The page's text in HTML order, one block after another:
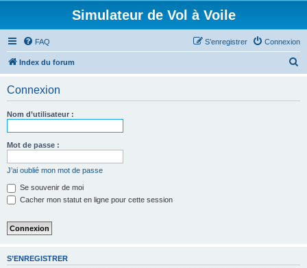
Simulateur de Vol à Voile
FAQ Connexion
S’enregistrer
Index du forum
Connexion
Nom d’utilisateur :
Mot de passe :
J’ai oublié mon mot de passe
Se souvenir de moi
Cacher mon statut en ligne pour cette session
S’ENREGISTRER